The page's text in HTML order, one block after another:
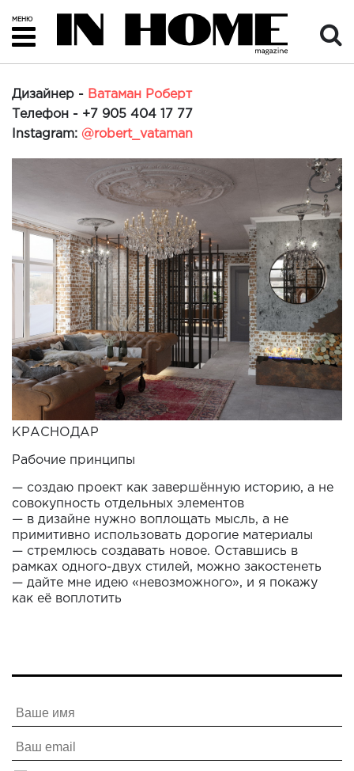
МЕНЮ
Дизайнер - Ватаман Роберт
Телефон - +7 905 404 17 77
Instagram: @robert_vataman
КРАСНОДАР
Рабочие принципы
— создаю проект как завершённую историю, а не
совокупность отдельных элементов
— в дизайне нужно воплощать мысль, а не
примитивно использовать дорогие материалы
— стремлюсь создавать новое. Оставшись в
рамках одного-двух стилей, можно закостенеть
— дайте мне идею «невозможного», и я покажу
как её воплотить